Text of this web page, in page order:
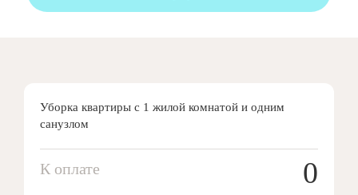
Уборка квартиры с 1 жилой комнатой и одним
санузлом
К оплате 0